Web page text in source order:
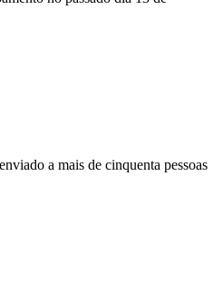
a mais de cinquenta pessoas